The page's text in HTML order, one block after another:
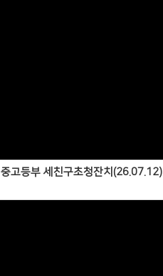
중고등부 세친구초청잔치(26.07.12)